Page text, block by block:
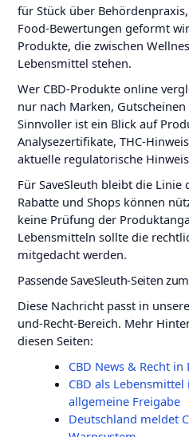
für Stück über
Food-Bewertungen geformt
Produkte, die zwischen
Lebensmittel stehen.
Wer CBD-Produkte online
nur nach Marken,
Sinnvoller ist ein Blick auf
Analysezertifikate, THC-
aktuelle regulatorische
Für SaveSleuth bleibt die Linie
Rabatte und Shops können
keine Prüfung der
Lebensmitteln sollte die
mitgedacht werden.
Passende SaveSleuth-Seiten
Diese Nachricht passt in
und-Recht-Bereich. Mehr
diesen Seiten:
CBD News & Recht
CBD als
allgemeine Freigabe
Deutschland meldet